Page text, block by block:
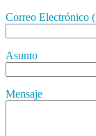
Correo Electrónico
Asunto
Mensaje